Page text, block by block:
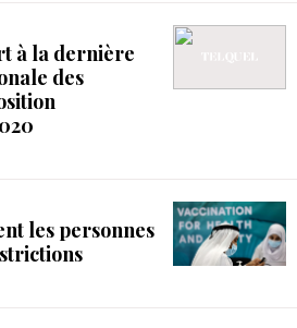
à la dernière
des
les personnes